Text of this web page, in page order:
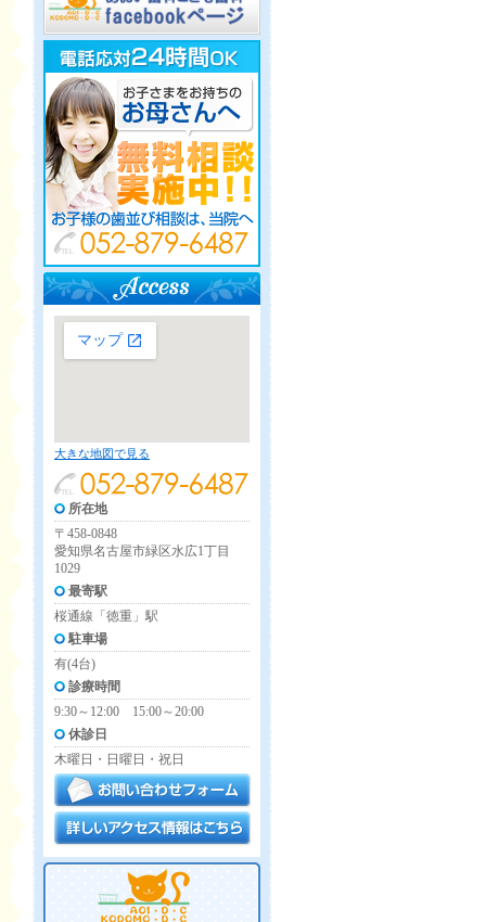
大きな地図で見る
所在地
〒458-0848
愛知県名古屋市緑区水広1丁目
1029
最寄駅
桜通線「徳重」駅
駐車場
有(4台)
診療時間
9:30～12:00 15:00～20:00
休診日
木曜日・日曜日・祝日